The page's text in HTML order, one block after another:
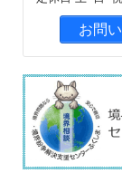
お問